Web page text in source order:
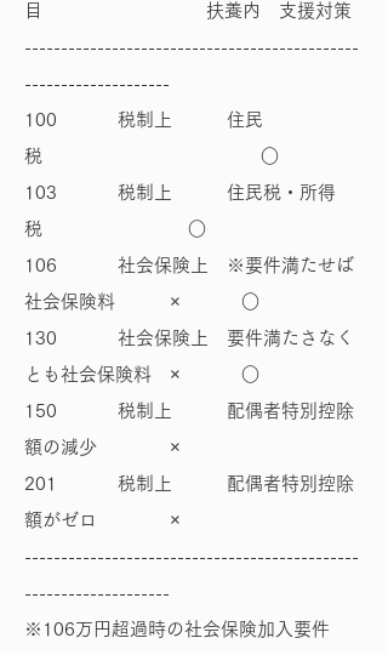
目 扶養内 支援対策
----------------------------------------------
--------------------
100 税制上 住民
税 ○
103 税制上 住民税・所得
税 ○
106 社会保険上 ※要件満たせば
社会保険料 × ○
130 社会保険上 要件満たさなく
とも社会保険料 × ○
150 税制上 配偶者特別控除
額の減少 ×
201 税制上 配偶者特別控除
額がゼロ ×
----------------------------------------------
--------------------
※106万円超過時の社会保険加入要件